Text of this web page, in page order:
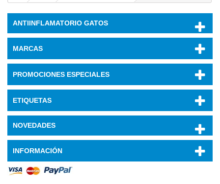
ANTIINFLAMATORIO GATOS
MARCAS
PROMOCIONES ESPECIALES
ETIQUETAS
NOVEDADES
INFORMACIÓN